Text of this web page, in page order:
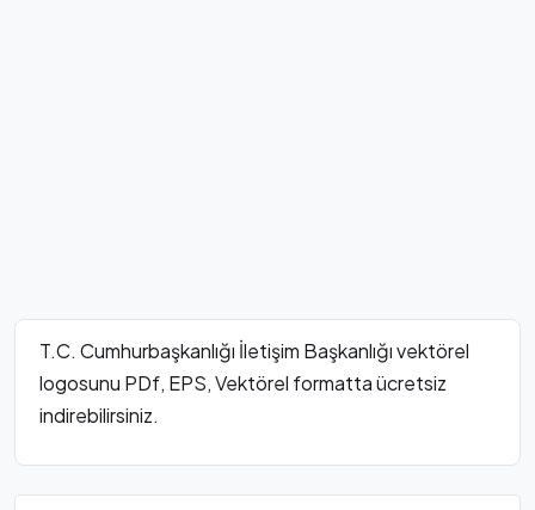
T.C. Cumhurbaşkanlığı İletişim Başkanlığı vektörel
logosunu PDf, EPS, Vektörel formatta ücretsiz
indirebilirsiniz.